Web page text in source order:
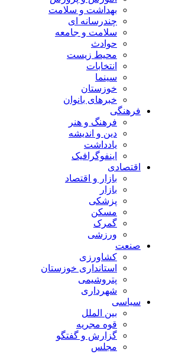
بهداشت و سلامت
چندرسانه ای
سلامت و جامعه
حوادث
محیط زیست
انتخابات
سینما
خوزستان
خبرهای بانوان
فرهنگی
فرهنگ و هنر
دین و اندیشه
یادداشت
اینفوگرافیک
اقتصادی
بازار و اقتصاد
بازار
پزشکی
مسکن
گمرک
ورزشی
صنعت
کشاورزی
استانداری خوزستان
پتروشیمی
شهرداری
سیاسی
بین الملل
قوه مجریه
گزارش و گفتگو
مجلس